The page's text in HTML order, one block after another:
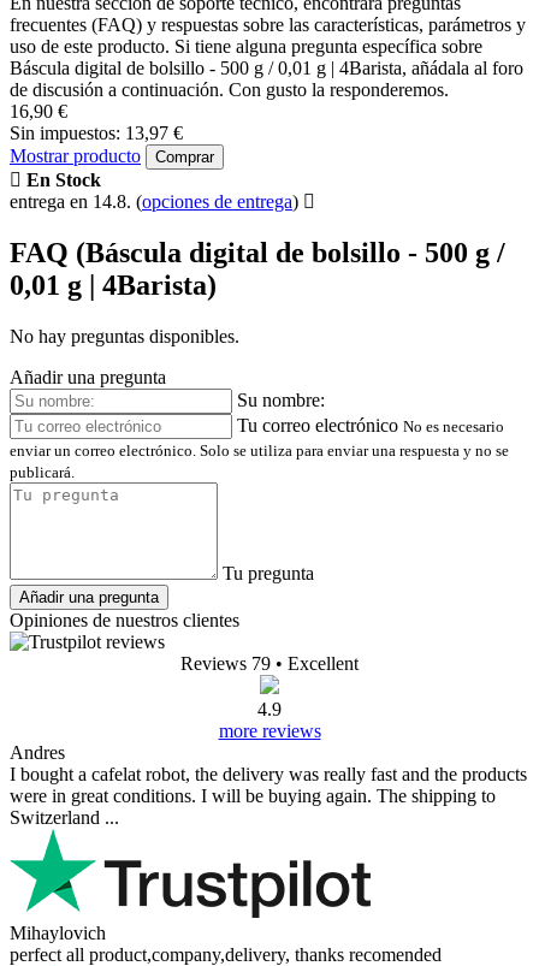
frecuentes (FAQ) y respuestas sobre las características, parámetros y
uso de este producto. Si tiene alguna pregunta específica sobre
Báscula digital de bolsillo - 500 g / 0,01 g | 4Barista, añádala al foro
de discusión a continuación. Con gusto la responderemos.
16,90 €
Sin impuestos: 13,97 €
Mostrar producto
Comprar
En Stock
entrega en 14.8. (opciones de entrega)
FAQ (Báscula digital de bolsillo - 500 g /
0,01 g | 4Barista)
No hay preguntas disponibles.
Añadir una pregunta
Su nombre:
Tu correo electrónico No es necesario
enviar un correo electrónico. Solo se utiliza para enviar una respuesta y no se
publicará.
Tu pregunta
Añadir una pregunta
Opiniones de nuestros clientes
Reviews 79 • Excellent
4.9
more reviews
Andres
I bought a cafelat robot, the delivery was really fast and the products
were in great conditions. I will be buying again. The shipping to
Switzerland ...
Mihaylovich
perfect all product,company,delivery, thanks recomended